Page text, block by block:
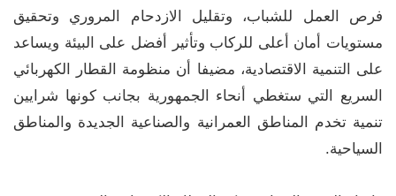
فرص العمل للشباب، وتقليل الازدحام المروري وتحقيق
مستويات أمان أعلى للركاب وتأثير أفضل على البيئة ويساعد
على التنمية الاقتصادية، مضيفا أن منظومة القطار الكهربائي
السريع التي ستغطي أنحاء الجمهورية بجانب كونها شرايين
تنمية تخدم المناطق العمرانية والصناعية الجديدة والمناطق
السياحية.